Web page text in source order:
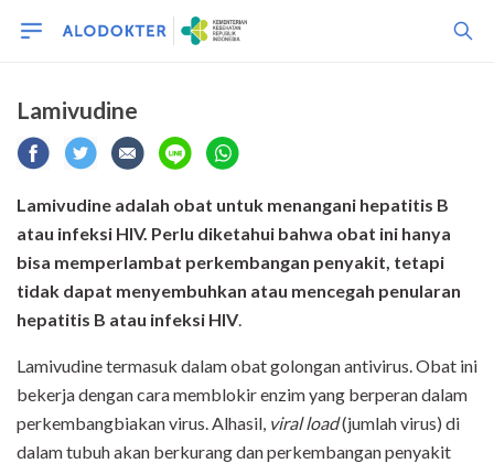
Lamivudine
Lamivudine adalah obat untuk menangani hepatitis B
atau infeksi HIV. Perlu diketahui bahwa obat ini hanya
bisa memperlambat perkembangan penyakit, tetapi
tidak dapat menyembuhkan atau mencegah penularan
hepatitis B atau infeksi HIV.
Lamivudine termasuk dalam obat golongan antivirus. Obat ini
bekerja dengan cara memblokir enzim yang berperan dalam
perkembangbiakan virus. Alhasil, viral load(jumlah virus) di
dalam tubuh akan berkurang dan perkembangan penyakit